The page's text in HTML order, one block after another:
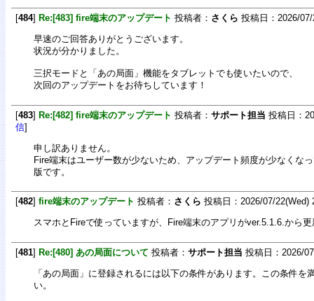
[484] Re:[483] fire端末のアップデート 投稿者： さくら 投稿日：2026/
早速のご回答ありがとうございます。
状況が分かりました。
三択モードと「あの局面」機能をタブレットでも使いたいので、
次回のアップデートをお待ちしています！
[483] Re:[482] fire端末のアップデート 投稿者： サポート担当 投稿日：
信]
申し訳ありません。
Fire端末はユーザー数が少ないため、アップデート頻度が少なくな
版です。
[482] fire端末のアップデート 投稿者： さくら 投稿日：2026/07/
スマホとFireで使っていますが、Fire端末のアプリがver.5.1.6.から
[481] Re:[480] あの局面について 投稿者： サポート担当 投稿日：2026/
「あの局面」に登録されるには以下の条件があります。この条件を
い。